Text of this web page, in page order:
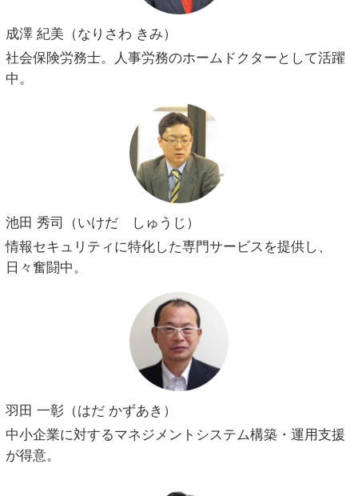
成澤 紀美（なりさわ きみ）
社会保険労務士。人事労務のホームドクターとして活躍
中。
池田 秀司（いけだ しゅうじ）
情報セキュリティに特化した専門サービスを提供し、
日々奮闘中。
羽田 一彰（はだ かずあき）
中小企業に対するマネジメントシステム構築・運用支援
が得意。